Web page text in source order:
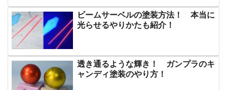
ビームサーベルの塗装方法！ 本当に
光らせるやりかたも紹介！
透き通るような輝き！ ガンプラのキ
ャンディ塗装のやり方！